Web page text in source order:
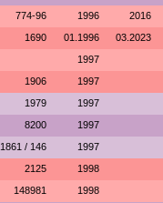
774-96 1996 2016
1690 01.1996 03.2023
1997
1906 1997
1979 1997
8200 1997
1861 / 146 1997
2125 1998
148981 1998